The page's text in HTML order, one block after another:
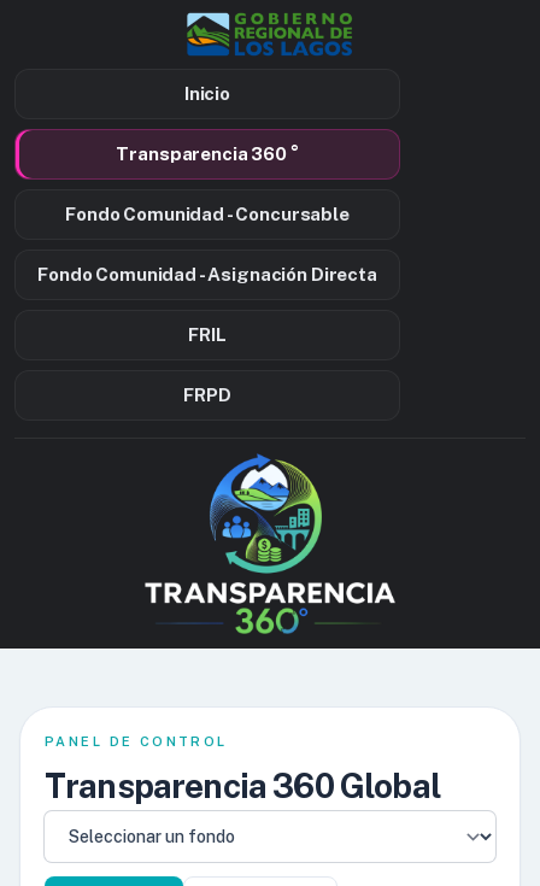
Inicio
Transparencia 360 °
Fondo Comunidad - Concursable
Fondo Comunidad - Asignación Directa
FRIL
FRPD
PANEL DE CONTROL
Transparencia 360 Global